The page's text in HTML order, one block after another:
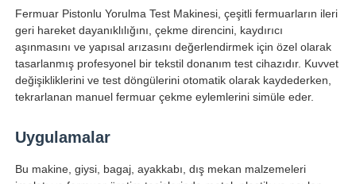
Ana sayfa
Ürünler
Fabrika turu
Fermuar Pistonlu Yorulma Test Makinesi, çeşitli fermuarların ileri
geri hareket dayanıklılığını, çekme direncini, kaydırıcı
aşınmasını ve yapısal arızasını değerlendirmek için özel olarak
tasarlanmış profesyonel bir tekstil donanım test cihazıdır. Kuvvet
değişikliklerini ve test döngülerini otomatik olarak kaydederken,
tekrarlanan manuel fermuar çekme eylemlerini simüle eder.
Uygulamalar
Bu makine, giysi, bagaj, ayakkabı, dış mekan malzemeleri